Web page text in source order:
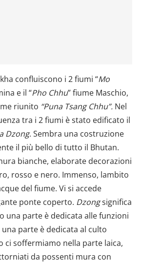
confluiscono i 2 fiumi “Mo
e il “Pho Chhu” fiume Maschio,
riunito “Puna Tsang Chhu”. Nel
tra i 2 fiumi è stato edificato il
Dzong. Sembra una costruzione
il più bello di tutto il Bhutan.
bianche, elaborate decorazioni
rosso e nero. Immenso, lambito
del fiume. Vi si accede
ponte coperto. Dzongsignifica
una parte è dedicata alle funzioni
parte è dedicata al culto
ci soffermiamo nella parte laica,
da possenti mura con